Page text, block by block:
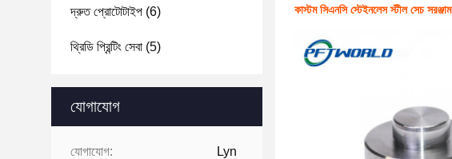
দ্রুত প্রোটোটাইপ (6)
থ্রিডি প্রিন্টিং সেবা (5)
যোগাযোগ
যোগাযোগ: Lyn
কাস্টম সিএনসি স্টেইনলেস স্টীল সেচ সরঞ্জাম